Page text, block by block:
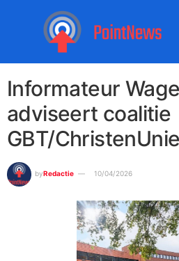
Informateur
adviseert coalitie
GBT/
byRedactie 10/04/2026